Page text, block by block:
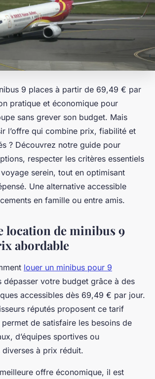
9 places à partir de 69,49 € par
pratique et économique pour
sans grever son budget. Mais
l’offre qui combine prix, fiabilité et
? Découvrez notre guide pour
respecter les critères essentiels
serein, tout en optimisant
Une alternative accessible
en famille ou entre amis.
location de minibus 9
abordable
louer un minibus pour 9
dépasser votre budget grâce à des
accessibles dès 69,49 € par jour.
réputés proposent ce tarif
de satisfaire les besoins de
d’équipes sportives ou
diverses à prix réduit.
offre économique, il est